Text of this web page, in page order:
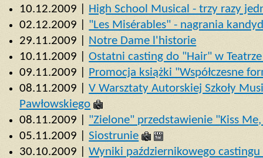
10.12.2009 |
High School Musical - trzy razy
02.12.2009 | "Les Misérables" - nagrania
29.11.2009 |
Notre Dame l'historie
10.11.2009 |Ostatni casting do "Hair" w Teatrze
09.11.2009 |
Promocja książki "Współczesne
08.11.2009 |V Warsztaty Autorskiej Szkoły
Pawłowskiego
08.11.2009 | "Zielone" przedstawienie "Kiss
05.11.2009 |Siostrunie
30.10.2009 |Wyniki październikowego